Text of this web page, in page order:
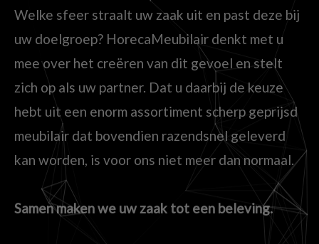
Welke sfeer straalt uw zaak uit en past deze bij
uw doelgroep? HorecaMeubilair denkt met u
mee over het creëren van dit gevoel en stelt
zich op als uw partner. Dat u daarbij de keuze
hebt uit een enorm assortiment scherp geprijsd
meubilair dat bovendien razendsnel geleverd
kan worden, is voor ons niet meer dan normaal.
Samen maken we uw zaak tot een beleving.